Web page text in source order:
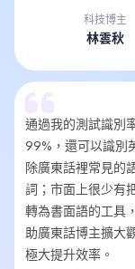
科技博主
林雲秋
通過我的測試識別
99%，還可以識別
除廣東話裡常見的
詞；市面上很少有
轉為書面語的工具
助廣東話博主擴大
極大提升效率。